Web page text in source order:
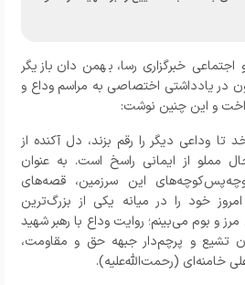
خبرگزاری رسا، بهمن دان بازیگر
در یادداشتی اختصاصی به مراسم وداع و
و این چنین نوشت:
تا وداعی دیگر را رقم بزند، دل آکنده از
مملو از ایمانی راسخ است. به عنوان
این سرزمین، قصه‌های
خود را در میانه یکی از بزرگ‌ترین
و بوم می‌بینم؛ روایت وداع با رهبر شهید
تشیع و پرچم‌دار جبهه حق و مقاومت،
خامنه‌ای (رحمت‌الله‌علیه).